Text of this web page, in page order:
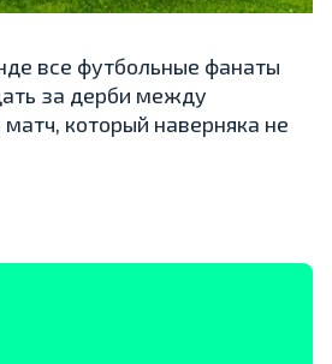
все футбольные фанаты
за дерби между
который наверняка не